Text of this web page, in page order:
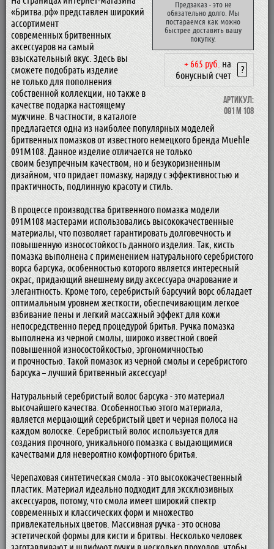
Предзаказ - это не
обязательно долго. Мы
постараемся как можно
быстрее доставить вашу
покупку.
+ 665 руб. на
бонусный счет
?
Артикул:
091 M 108
«Бритва.рф» представлен широкий
ассортимент
современных бритвенных
аксессуаров на самый
взыскательный вкус. Здесь вы
сможете подобрать изделие
не только для пополнения
собственной коллекции, но также в
качестве подарка настоящему
мужчине. В частности, в каталоге
предлагается одна из наиболее популярных моделей
бритвенных помазков от известного немецкого бренда Muehle
091M108. Данное изделие отличается не только
своим безупречным качеством, но и безукоризненным
дизайном, что придает помазку, наряду с эффективностью и
практичность, подлинную красоту и стиль.
В процессе производства бритвенного помазка модели
091М108 мастерами использовались высококачественные
материалы, что позволяет гарантировать долговечность и
повышенную износостойкость данного изделия. Так, кисть
помазка выполнена с применением натурального серебристого
ворса барсука, особенностью которого является интересный
окрас, придающий внешнему виду аксессуара очарование и
элегантность. Кроме того, серебристый барсучий ворс обладает
оптимальным уровнем жесткости, обеспечивающим легкое
взбивание пены и легкий массажный эффект для кожи
непосредственно перед процедурой бритья. Ручка помазка
выполнена из черной смолы, широко известной своей
повышенной износостойкостью, эргономичностью
и прочностью. Такой помазок из черной смолы и серебристого
барсука – лучший бритвенный аксессуар!
Натуральный серебристый волос барсука - это материал
высочайшего качества. Особенностью этого материала,
является мерцающий серебристый цвет и черная полоса на
каждом волоске. Серебристый волос используется для
создания прочного, уникального помазка с выдающимися
качествами для невероятно комфортного бритья.
Черепаховая синтетическая смола - это высококачественный
пластик. Материал идеально подходит для эксклюзивных
аксессуаров, потому, что смола имеет широкий спектр
современных и классических форм и множество
привлекательных цветов. Массивная ручка - это основа
эстетической формы для кисти и бритвы. Несколько человек